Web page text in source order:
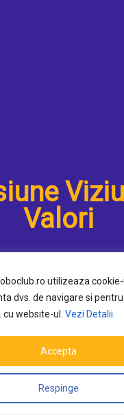
utilizeaza
dvs. de navigare si
website-ul. Vezi Detalii.
Respinge
Accepta
Valori
Misiune